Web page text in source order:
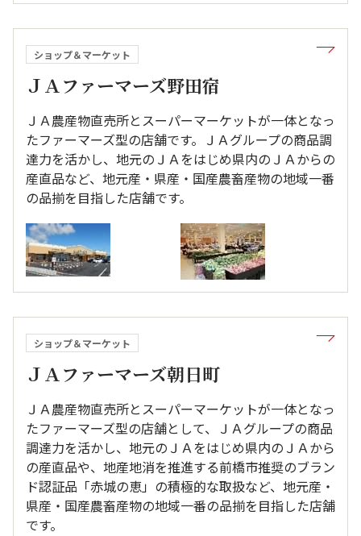
ショップ＆マーケット
ＪＡファーマーズ野田宿
ＪＡ農産物直売所とスーパーマーケットが一体となっ
たファーマーズ型の店舗です。ＪＡグループの商品調
達力を活かし、地元のＪＡをはじめ県内のＪＡからの
産直品など、地元産・県産・国産農畜産物の地域一番
の品揃を目指した店舗です。
ショップ＆マーケット
ＪＡファーマーズ朝日町
ＪＡ農産物直売所とスーパーマーケットが一体となっ
たファーマーズ型の店舗として、ＪＡグループの商品
調達力を活かし、地元のＪＡをはじめ県内のＪＡから
の産直品や、地産地消を推進する前橋市推奨のブラン
ド認証品「赤城の恵」の積極的な取扱など、地元産・
県産・国産農畜産物の地域一番の品揃を目指した店舗
です。